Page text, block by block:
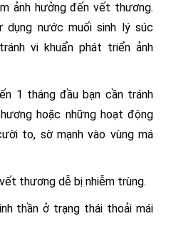
ảnh hưởng đến vết thương.
dụng nước muối sinh lý súc
vi khuẩn phát triển ảnh
1 tháng đầu bạn cần tránh
hoặc những hoạt động
to, sờ mạnh vào vùng má
thương dễ bị nhiễm trùng.
thần ở trạng thái thoải mái